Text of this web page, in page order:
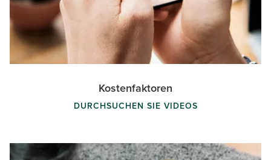
Kostenfaktoren
DURCHSUCHEN SIE VIDEOS